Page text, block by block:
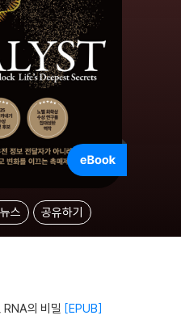
스 공유하기
RNA의 비밀 EPUB